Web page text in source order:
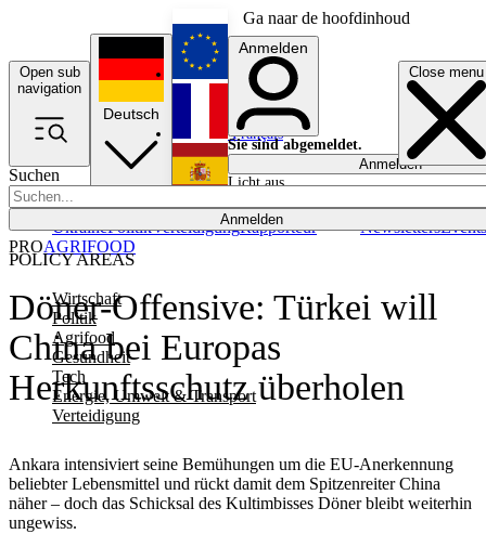
Ga naar de hoofdinhoud
Open sub
navigation
Close menu
Suchen
Anmelden
POLICY AREAS
Wirtschaft
Politik
Agrifood
Gesundheit
Tech
Energie, Umwelt & Transport
Verteidigung
UkrainePolitikVerteidigungRapporteur NewslettersEvents
Deutsch
English
Français
Anmelden
Sie sind abgemeldet.
Anmelden
Licht aus
Döner-Offensive: Türkei will
China bei Europas
Herkunftsschutz überholen
Ankara intensiviert seine Bemühungen um die EU-Anerkennung
beliebter Lebensmittel und rückt damit dem Spitzenreiter China
näher – doch das Schicksal des Kultimbisses Döner bleibt weiterhin
ungewiss.
PROAGRIFOOD